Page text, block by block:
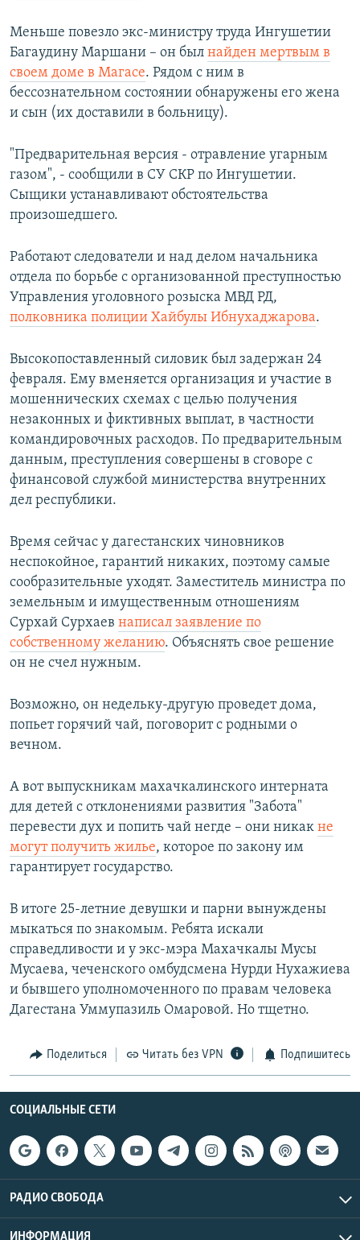
Меньше повезло экс-министру труда Ингушетии
Багаудину Маршани – он был найден мертвым в
своем доме в Магасе. Рядом с ним в
бессознательном состоянии обнаружены его жена
и сын (их доставили в больницу).
"Предварительная версия - отравление угарным
газом", - сообщили в СУ СКР по Ингушетии.
Сыщики устанавливают обстоятельства
произошедшего.
Работают следователи и над делом начальника
отдела по борьбе с организованной преступностью
Управления уголовного розыска МВД РД,
полковника полиции Хайбулы Ибнухаджарова.
Высокопоставленный силовик был задержан 24
февраля. Ему вменяется организация и участие в
мошеннических схемах с целью получения
незаконных и фиктивных выплат, в частности
командировочных расходов. По предварительным
данным, преступления совершены в сговоре с
финансовой службой министерства внутренних
дел республики.
Время сейчас у дагестанских чиновников
неспокойное, гарантий никаких, поэтому самые
сообразительные уходят. Заместитель министра по
земельным и имущественным отношениям
Сурхай Сурхаев написал заявление по
собственному желанию. Объяснять свое решение
он не счел нужным.
Возможно, он недельку-другую проведет дома,
попьет горячий чай, поговорит с родными о
вечном.
А вот выпускникам махачкалинского интерната
для детей с отклонениями развития ​"Забота"
перевести дух и попить чай негде – они никак не
могут получить жилье, которое по закону им
гарантирует государство.
В итоге 25-летние девушки и парни вынуждены
мыкаться по знакомым. Ребята искали
справедливости и у экс-мэра Махачкалы Мусы
Мусаева, чеченского омбудсмена Нурди Нухажиева
и бывшего уполномоченного по правам человека
Дагестана Уммупазиль Омаровой. Но тщетно.
Поделиться Читать без VPN Подпишитесь
СОЦИАЛЬНЫЕ СЕТИ
РАДИО СВОБОДА
ИНФОРМАЦИЯ